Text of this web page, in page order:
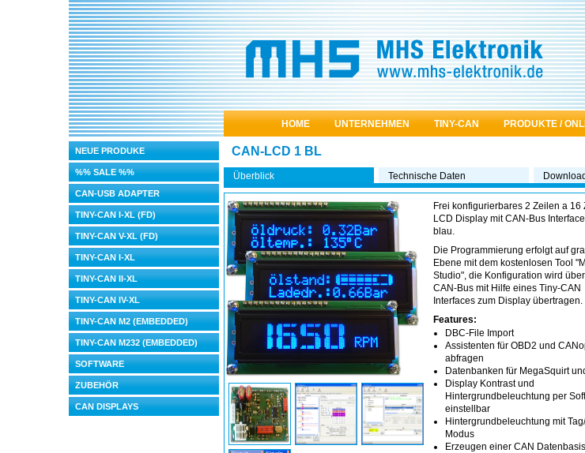
HOME UNTERNEHMEN TINY-CAN PRODUKTE /
NEUE PRODUKE
%% SALE %%
CAN-USB ADAPTER
TINY-CAN I-XL (FD)
TINY-CAN V-XL (FD)
TINY-CAN I-XL
TINY-CAN II-XL
TINY-CAN IV-XL
TINY-CAN M2 (EMBEDDED)
TINY-CAN M232 (EMBEDDED)
SOFTWARE
ZUBEHÖR
CAN DISPLAYS
CAN-LCD 1 BL
Überblick Technische Daten
Frei konfigurierbares 2 Zeilen a 16
LCD Display mit CAN-Bus
blau.
Die Programmierung erfolgt auf
Ebene mit dem kostenlosen Tool
Studio", die Konfiguration wird
CAN-Bus mit Hilfe eines Tiny-CAN
Interfaces zum Display übertragen.
Features:
DBC-File Import
Assistenten für OBD2 und
abfragen
Datenbanken für MegaSquirt
Display Kontrast und
Hintergrundbeleuchtung per
einstellbar
Hintergrundbeleuchtung mit
Modus
Erzeugen einer CAN Datenbasis